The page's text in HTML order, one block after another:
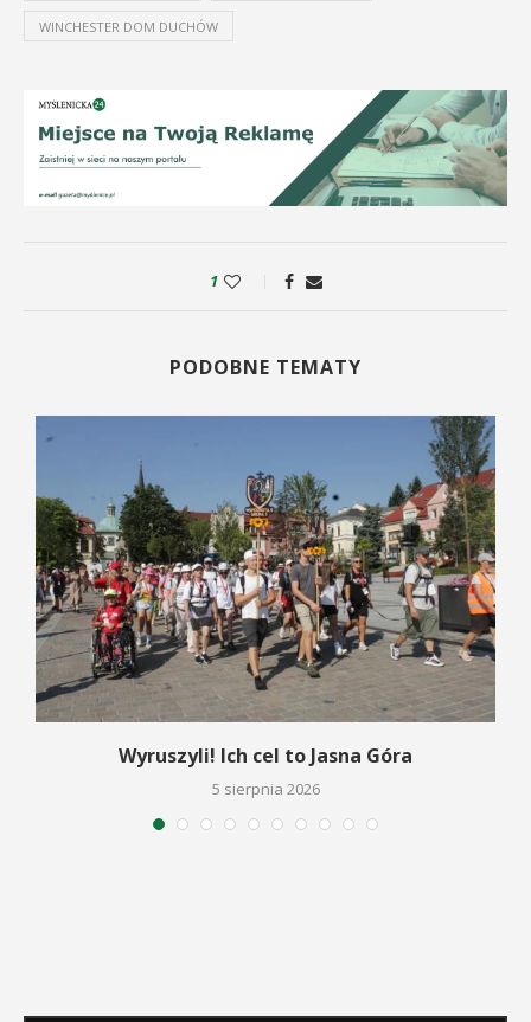
WINCHESTER DOM DUCHÓW
1
PODOBNE TEMATY
Wyruszyli! Ich cel to Jasna Góra
5 sierpnia 2026